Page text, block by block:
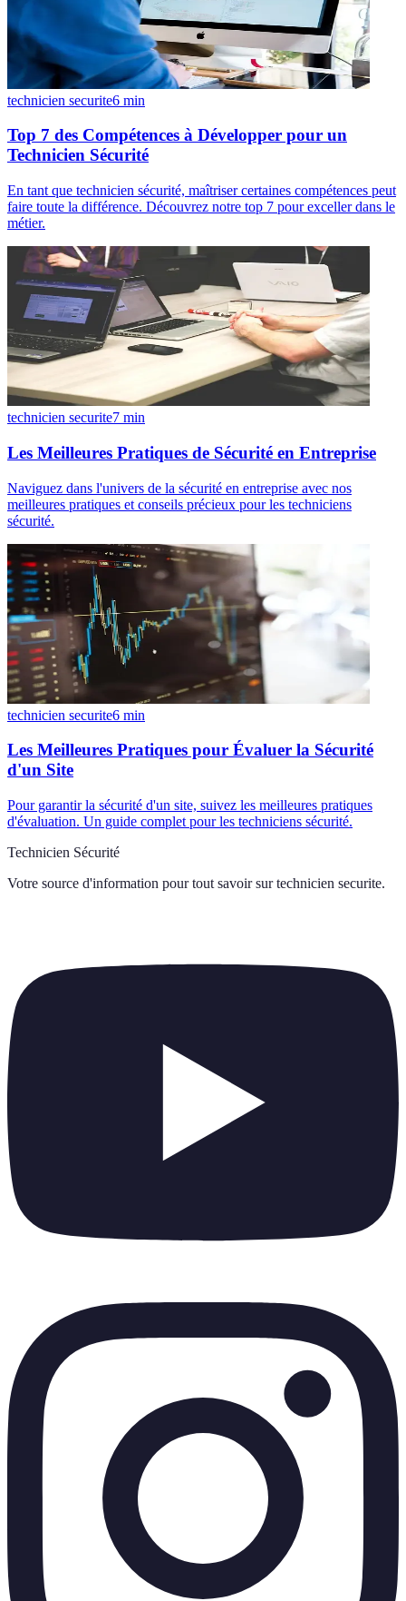
technicien securite6 min
Top 7 des Compétences à Développer pour un
Technicien Sécurité
En tant que technicien sécurité, maîtriser certaines compétences peut
faire toute la différence. Découvrez notre top 7 pour exceller dans le
métier.
technicien securite7 min
Les Meilleures Pratiques de Sécurité en Entreprise
Naviguez dans l'univers de la sécurité en entreprise avec nos
meilleures pratiques et conseils précieux pour les techniciens
sécurité.
technicien securite6 min
Les Meilleures Pratiques pour Évaluer la Sécurité
d'un Site
Pour garantir la sécurité d'un site, suivez les meilleures pratiques
d'évaluation. Un guide complet pour les techniciens sécurité.
Technicien Sécurité
Votre source d'information pour tout savoir sur technicien securite.